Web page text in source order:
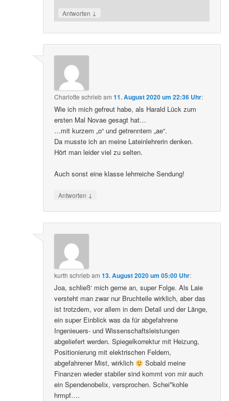
Antworten ↓
Charlotte schriebam11. August 2020 um 22:36 Uhr:
Wie ich mich gefreut habe, als Harald Lück zum
ersten Mal Novae gesagt hat…
…mit kurzem „o“ und getrenntem „ae“.
Da musste ich an meine Lateinlehrerin denken.
Hört man leider viel zu selten.
Auch sonst eine klasse lehrreiche Sendung!
Antworten ↓
kurth schriebam13. August 2020 um 05:00 Uhr:
Joa, schließ‘ mich gerne an, super Folge. Als Laie
versteht man zwar nur Bruchteile wirklich, aber das
ist trotzdem, vor allem in dem Detail und der Länge,
ein super Einblick was da für abgefahrene
Ingenieuers- und Wissenschaftsleistungen
abgeliefert werden. Spiegelkorrektur mit Heizung,
Positionierung mit elektrischen Feldern,
abgefahrener Mist, wirklich
Sobald meine
Finanzen wieder stabiler sind kommt von mir auch
ein Spendenobelix, versprochen. Schei*kohle
hrmpf….